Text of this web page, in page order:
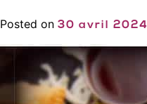
Posted on 30 avril 2024